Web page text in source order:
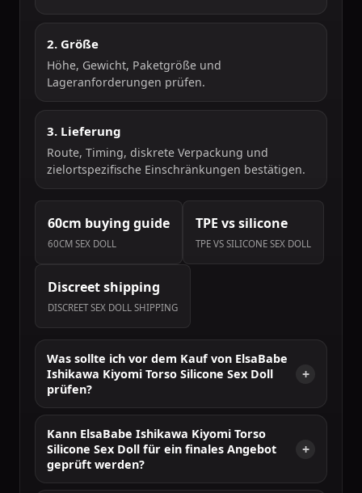
2. Größe
Höhe, Gewicht, Paketgröße und
Lageranforderungen prüfen.
3. Lieferung
Route, Timing, diskrete Verpackung und
zielortspezifische Einschränkungen bestätigen.
60cm buying guide
60CM SEX DOLL
TPE vs silicone
TPE VS SILICONE SEX DOLL
Discreet shipping
DISCREET SEX DOLL SHIPPING
Was sollte ich vor dem Kauf von ElsaBabe
Ishikawa Kiyomi Torso Silicone Sex Doll
prüfen?
Kann ElsaBabe Ishikawa Kiyomi Torso
Silicone Sex Doll für ein finales Angebot
geprüft werden?